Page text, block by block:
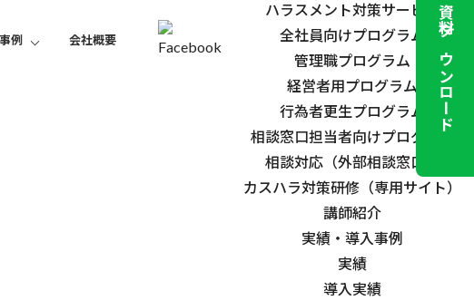
例 会社概要
ハラスメント対策サービス
全社員向けプログラム
管理職プログラム
経営者用プログラム
行為者更生プログラム
相談窓口担当者向けプログラム
相談対応（外部相談窓口）
カスハラ対策研修（専用サイト）
講師紹介
実績・導入事例
実績
導入実績
資料ダウンロード